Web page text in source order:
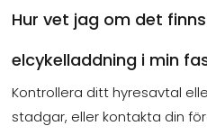
Hur vet jag om det
elcykelladdning i min
Kontrollera ditt hyresavtal
stadgar, eller kontakta din